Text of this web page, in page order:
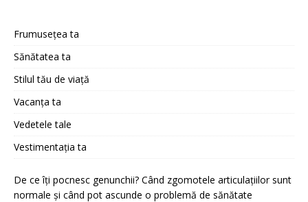
Frumusețea ta
Sănătatea ta
Stilul tău de viață
Vacanța ta
Vedetele tale
Vestimentația ta
De ce îți pocnesc genunchii? Când zgomotele articulațiilor sunt
normale și când pot ascunde o problemă de sănătate